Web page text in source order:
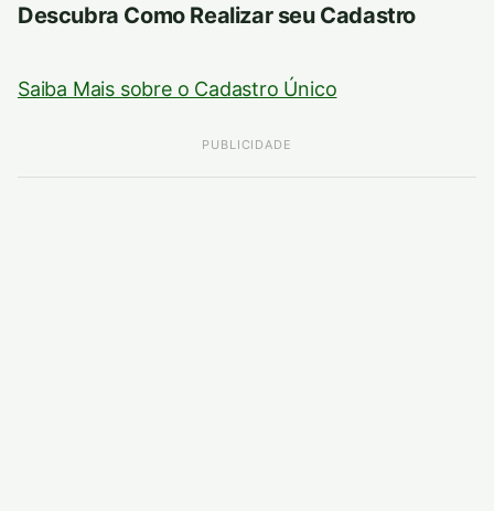
Descubra Como Realizar seu Cadastro
Saiba Mais sobre o Cadastro Único
PUBLICIDADE